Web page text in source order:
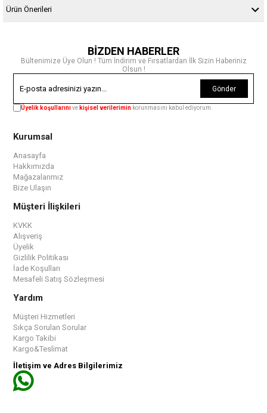
Ürün Önerileri
BİZDEN HABERLER
Bültenimize Üye Olun ! Tüm İndirim ve Fırsatlardan İlk Sizin Haberiniz
Olsun !
Gönder
Üyelik koşullarınıve kişisel verilerimin korunmasını kabul ediyorum.
Kurumsal
Anasayfa
Hakkımızda
Mağazalarımız
Bize Ulaşın
Müşteri İlişkileri
KVKK
Alışveriş
Üyelik
Gizlilik Politikası
İade Koşulları
Mesafeli Satış Sözleşmesi
Yardım
Müşteri Hizmetleri
Sıkça Sorulan Sorular
Kargo Takibi
Kargo&Teslimat
İletişim ve Adres Bilgilerimiz